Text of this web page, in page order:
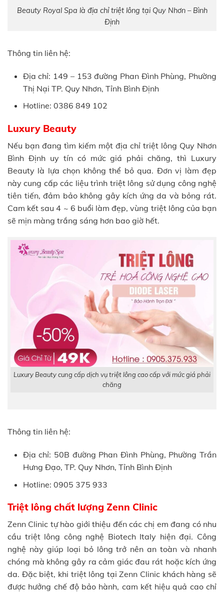
Beauty Royal Spa là địa chỉ triệt lông tại Quy Nhơn – Bình
Định
Thông tin liên hệ:
Địa chỉ: 149 – 153 đường Phan Đình Phùng, Phường
Thị Nại TP. Quy Nhơn, Tỉnh Bình Định
Hotline: 0386 849 102
Luxury Beauty
Nếu bạn đang tìm kiếm một địa chỉ triệt lông Quy Nhơn
Bình Định uy tín có mức giá phải chăng, thì Luxury
Beauty là lựa chọn không thể bỏ qua. Đơn vị làm đẹp
này cung cấp các liệu trình triệt lông sử dụng công nghệ
tiên tiến, đảm bảo không gây kích ứng da và bỏng rát.
Cam kết sau 4 ~ 6 buổi làm đẹp, vùng triệt lông của bạn
sẽ mịn màng trắng sáng hơn bao giờ hết.
Luxury Beauty cung cấp dịch vụ triệt lông cao cấp với mức giá phải
chăng
Thông tin liên hệ:
Địa chỉ: 50B đường Phan Đình Phùng, Phường Trần
Hưng Đạo, TP. Quy Nhơn, Tỉnh Bình Định
Hotline: 0905 375 933
Triệt lông chất lượng Zenn Clinic
Zenn Clinic tự hào giới thiệu đến các chị em đang có nhu
cầu triệt lông công nghệ Biotech Italy hiện đại. Công
nghệ này giúp loại bỏ lông trở nên an toàn và nhanh
chóng mà không gây ra cảm giác đau rát hoặc kích ứng
da. Đặc biệt, khi triệt lông tại Zenn Clinic khách hàng sẽ
được hưởng chế độ bảo hành, cam kết hiệu quả cao chỉ